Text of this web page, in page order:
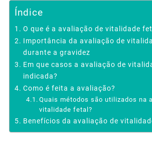
Índice
O que é a avaliação de vitalidade
Importância da avaliação de
durante a gravidez
Em que casos a avaliação de
indicada?
Como é feita a avaliação?
Quais métodos são utilizados na
vitalidade fetal?
Benefícios da avaliação de